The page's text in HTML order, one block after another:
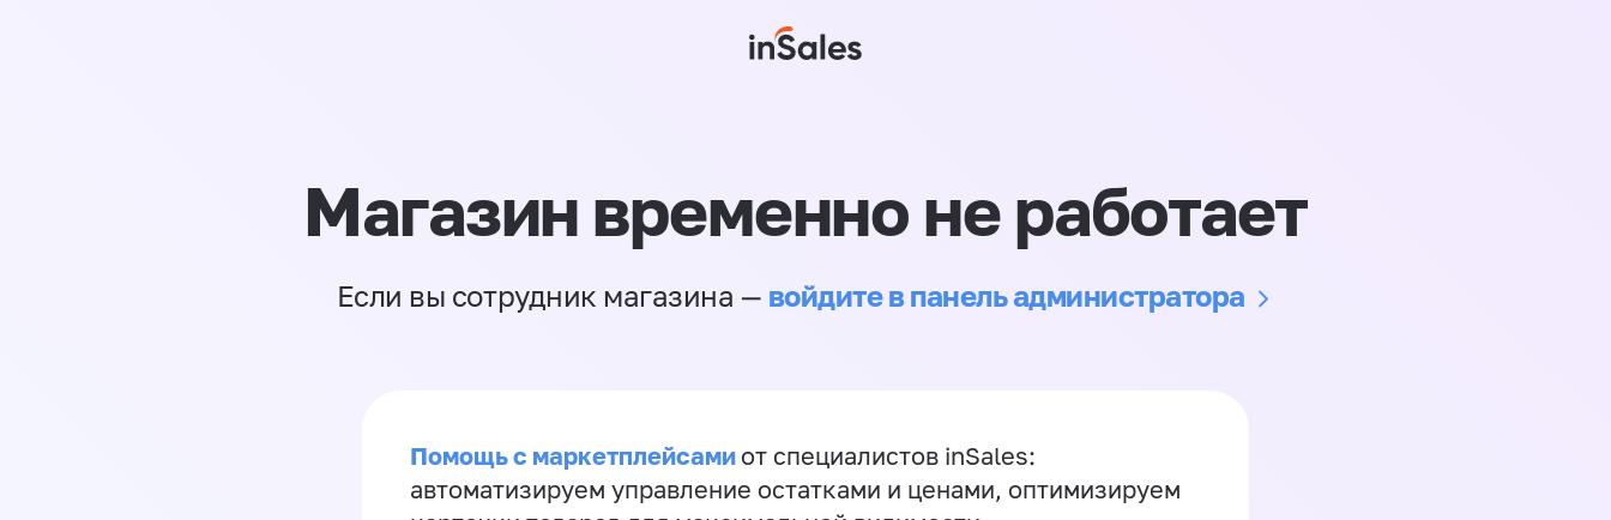
Магазин временно не работает
Если вы сотрудник магазина — войдите в панель администратора
Помощь с маркетплейсами от специалистов inSales:
автоматизируем управление остатками и ценами, оптимизируем